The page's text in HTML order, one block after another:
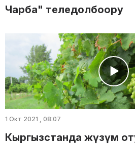
Чарба" теледолбоору
1 Окт 2021 , 08:07
Кыргызстанда жүзүм